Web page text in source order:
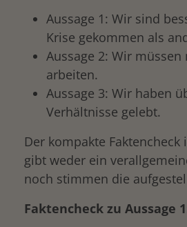
Aussage 1: Wir sind
Krise gekommen als
Aussage 2: Wir
arbeiten.
Aussage 3: Wir haben
Verhältnisse gelebt.
Der kompakte Faktencheck
gibt weder ein
noch stimmen die
Faktencheck zu Aussage